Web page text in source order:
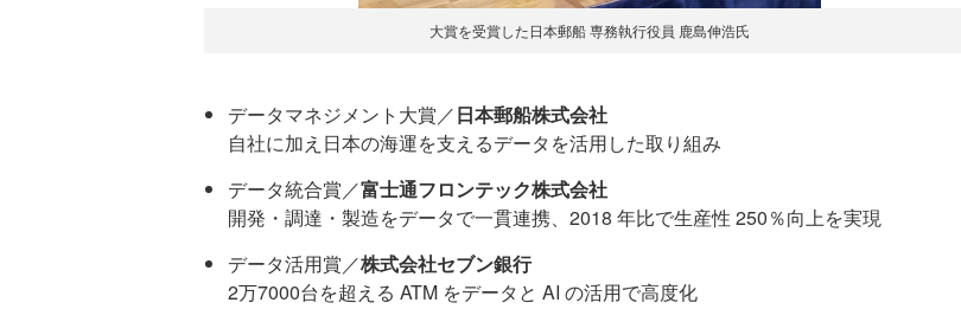
大賞を受賞した日本郵船 専務執行役員 鹿島伸浩氏
データマネジメント大賞／日本郵船株式会社
自社に加え日本の海運を支えるデータを活用した取り組み
データ統合賞／富士通フロンテック株式会社
開発・調達・製造をデータで一貫連携、2018 年比で生産性 250％向上を実現
データ活用賞／株式会社セブン銀行
2万7000台を超える ATM をデータと AI の活用で高度化